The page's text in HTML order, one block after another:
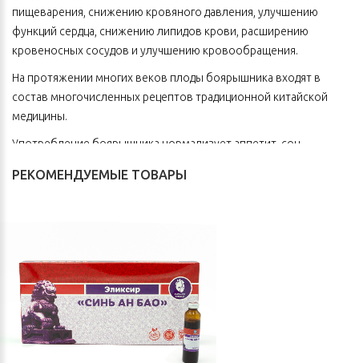
пищеварения, снижению кровяного давления, улучшению
функций сердца, снижению липидов крови, расширению
кровеносных сосудов и улучшению кровообращения.
На протяжении многих веков плоды боярышника входят в
состав многочисленных рецептов традиционной китайской
медицины.
Употребление боярышника нормализует аппетит, сон,
иммунитет, уменьшает образование свободных радикалов.
Информация для специалистов в области
ТКМ(традиционная китайская медицина)
Способствуют пищеварению, убирают застой пищи, особенно
мясной, рассасывают застой, двигают и оживляют кровь,
рассасывают сырость, открывают желудок.
РЕКОМЕНДУЕМЫЕ ТОВАРЫ